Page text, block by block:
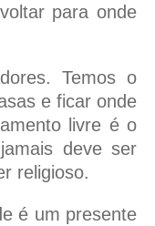
para onde
Temos o
e ficar onde
livre é o
deve ser
religioso.
é um presente